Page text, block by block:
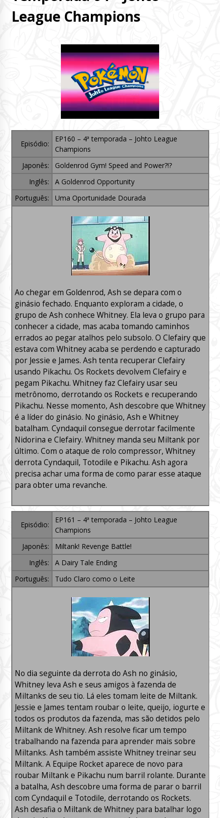
League Champions
Episódio:
EP160 – 4ª temporada – Johto League
Champions
Japonês:
Goldenrod Gym! Speed and Power?!?
Inglês:
A Goldenrod Opportunity
Português:
Uma Oportunidade Dourada
Ao chegar em Goldenrod, Ash se depara com o
ginásio fechado. Enquanto exploram a cidade, o
grupo de Ash conhece Whitney. Ela leva o grupo para
conhecer a cidade, mas acaba tomando caminhos
errados ao pegar atalhos pelo subsolo. O Clefairy que
estava com Whitney acaba se perdendo e capturado
por Jessie e James. Ash tenta recuperar Clefairy
usando Pikachu. Os Rockets devolvem Clefairy e
pegam Pikachu. Whitney faz Clefairy usar seu
metrônomo, derrotando os Rockets e recuperando
Pikachu. Nesse momento, Ash descobre que Whitney
é a líder do ginásio. No ginásio, Ash e Whitney
batalham. Cyndaquil consegue derrotar facilmente
Nidorina e Clefairy. Whitney manda seu Miltank por
último. Com o ataque de rolo compressor, Whitney
derrota Cyndaquil, Totodile e Pikachu. Ash agora
precisa achar uma forma de como parar esse ataque
para obter uma revanche.
Episódio:
EP161 – 4ª temporada – Johto League
Champions
Japonês:
Miltank! Revenge Battle!
Inglês:
A Dairy Tale Ending
Português:
Tudo Claro como o Leite
No dia seguinte da derrota do Ash no ginásio,
Whitney leva Ash e seus amigos à fazenda de
Miltanks de seu tio. Lá eles tomam leite de Miltank.
Jessie e James tentam roubar o leite, queijo, iogurte e
todos os produtos da fazenda, mas são detidos pelo
Miltank de Whitney. Ash resolve ficar um tempo
trabalhando na fazenda para aprender mais sobre
Miltanks. Ash também assiste Whitney treinar seu
Miltank. A Equipe Rocket aparece de novo para
roubar Miltank e Pikachu num barril rolante. Durante
a batalha, Ash descobre uma forma de parar o barril
com Cyndaquil e Totodile, derrotando os Rockets.
Ash desafia o Miltank de Whitney para batalhar logo